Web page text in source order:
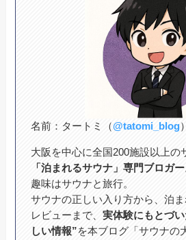
名前：タートミ（@tatomi_blog）
大阪を中心に全国200施設以上の
「泊まれるサウナ」専門ブロガー
趣味はサウナと旅行。
サウナの正しい入り方から、泊
レビューまで、実体験にもとづ
しい情報”を本ブログ「サウナの